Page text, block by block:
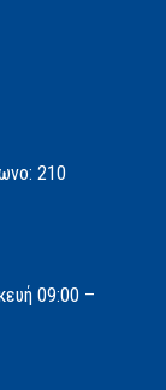
210
09:00 –